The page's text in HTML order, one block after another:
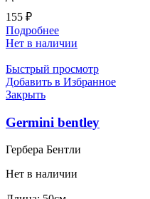
155 ₽
Подробнее
Нет в наличии
Быстрый просмотр
Добавить в Избранное
Закрыть
Germini bentley
Гербера Бентли
Нет в наличии